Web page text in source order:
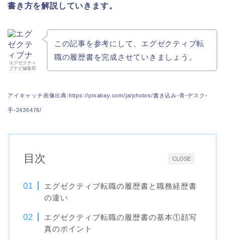
書き方を解説していきます。
エグゼクティ
ブナビ編集部
この記事を参考にして、エグゼクティブ転
職の履歴書を完成させていきましょう。
アイキャッチ画像出典:https://pixabay.com/ja/photos/書き込み-青-デスク-
手-2436476/
CLOSE
目次
エグゼクティブ転職の履歴書と職務経歴書
の違い
エグゼクティブ転職の履歴書の基本①顔写
真のポイント